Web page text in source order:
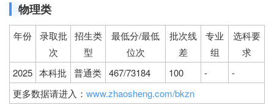
物理类
年份
录取批
次
招生类
型
最低分/最低
位次
批次线
差
专业
组
选科要
求
2025 本科批 普通类 467/73184 100 -
-
更多数据请进入： www.zhaosheng.com/bkzn